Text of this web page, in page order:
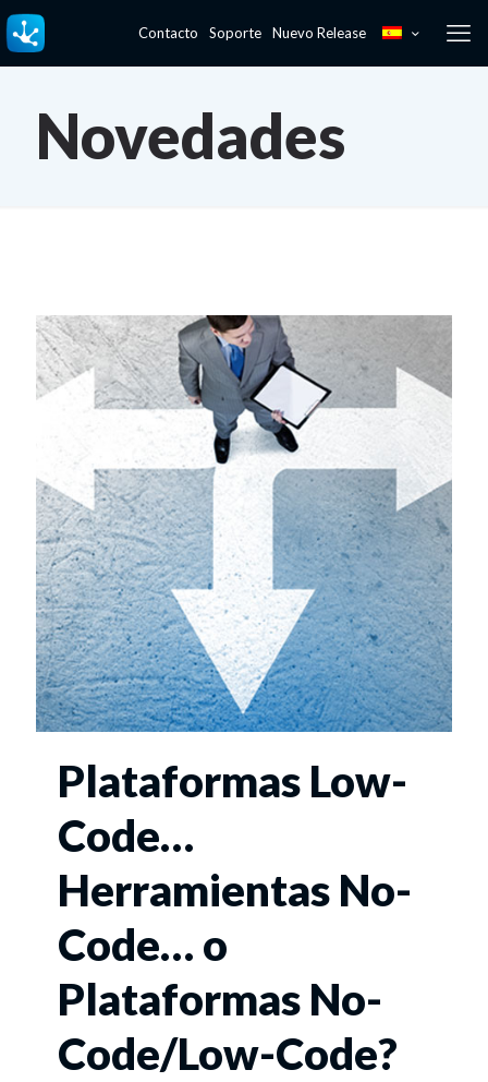
Contacto Soporte Nuevo Release
Novedades
Plataformas Low-
Code…
Herramientas No-
Code… o
Plataformas No-
Code/Low-Code?